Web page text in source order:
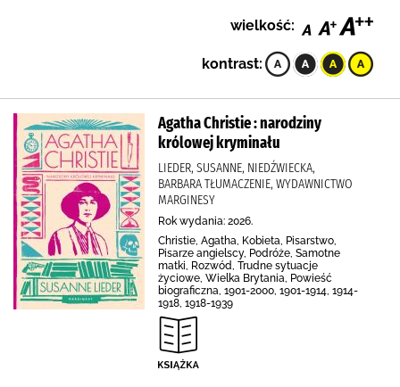
wielkość:
kontrast:
Agatha Christie : narodziny
królowej kryminału
LIEDER, SUSANNE, NIEDŹWIECKA,
BARBARA TŁUMACZENIE, WYDAWNICTWO
MARGINESY
Rok wydania: 2026.
Christie, Agatha, Kobieta, Pisarstwo,
Pisarze angielscy, Podróże, Samotne
matki, Rozwód, Trudne sytuacje
życiowe, Wielka Brytania, Powieść
biograficzna, 1901-2000, 1901-1914, 1914-
1918, 1918-1939